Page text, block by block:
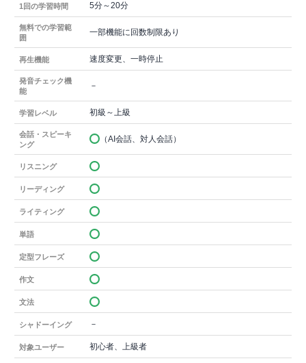
1回の学習時間 5分～20分
無料での学習範
囲
一部機能に回数制限あり
再生機能 速度変更、一時停止
発音チェック機
能
－
学習レベル 初級～上級
会話・スピーキ
ング
（AI会話、対人会話）
リスニング
リーディング
ライティング
単語
定型フレーズ
作文
文法
シャドーイング －
対象ユーザー 初心者、上級者